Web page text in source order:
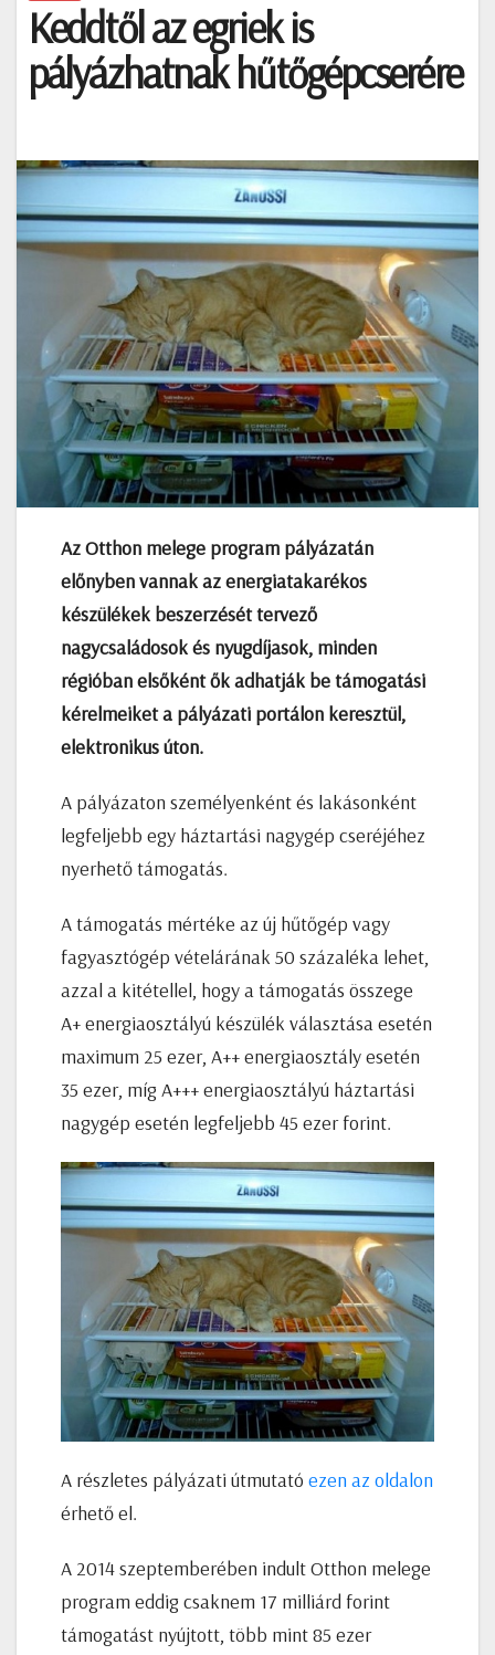
Keddtől az egriek is
pályázhatnak hűtőgépcserére
Az Otthon melege program pályázatán
előnyben vannak az energiatakarékos
készülékek beszerzését tervező
nagycsaládosok és nyugdíjasok, minden
régióban elsőként ők adhatják be támogatási
kérelmeiket a pályázati portálon keresztül,
elektronikus úton.
A pályázaton személyenként és lakásonként
legfeljebb egy háztartási nagygép cseréjéhez
nyerhető támogatás.
A támogatás mértéke az új hűtőgép vagy
fagyasztógép vételárának 50 százaléka lehet,
azzal a kitétellel, hogy a támogatás összege
A+ energiaosztályú készülék választása esetén
maximum 25 ezer, A++ energiaosztály esetén
35 ezer, míg A+++ energiaosztályú háztartási
nagygép esetén legfeljebb 45 ezer forint.
A részletes pályázati útmutató ezen az oldalon
érhető el.
A 2014 szeptemberében indult Otthon melege
program eddig csaknem 17 milliárd forint
támogatást nyújtott, több mint 85 ezer